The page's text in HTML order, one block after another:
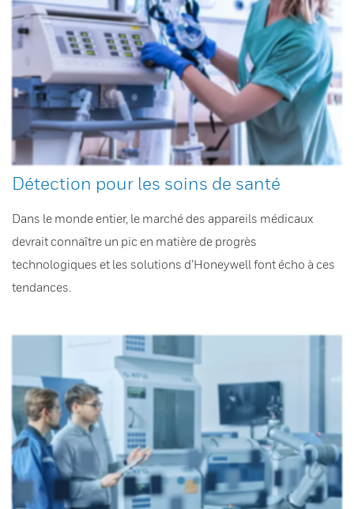
Détection pour les soins de santé
Dans le monde entier, le marché des appareils médicaux
devrait connaître un pic en matière de progrès
technologiques et les solutions d’Honeywell font écho à ces
tendances.